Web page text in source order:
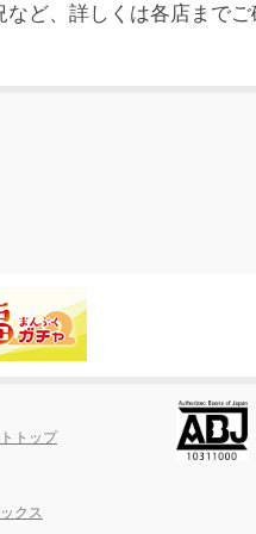
ど、詳しくは各店までご
トップ
クス